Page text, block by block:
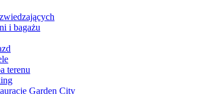
i bagażu
terenu
Garden City